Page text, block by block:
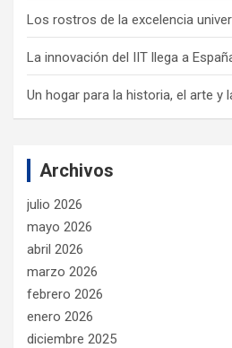
Los rostros de la excelencia
La innovación del IIT llega a
Un hogar para la historia, el arte y
Archivos
julio 2026
mayo 2026
abril 2026
marzo 2026
febrero 2026
enero 2026
diciembre 2025